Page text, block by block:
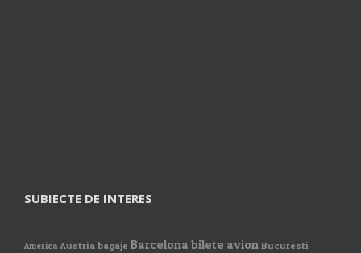
SUBIECTE DE INTERES
America Austria bagaje Barcelona bilete avion Bucuresti